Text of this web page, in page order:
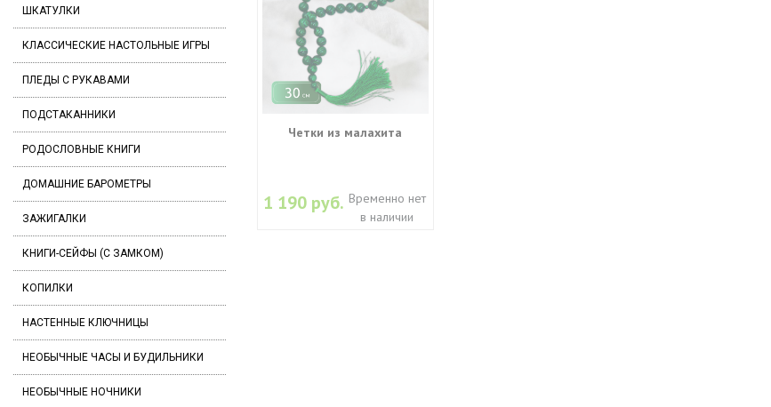
ШКАТУЛКИ
КЛАССИЧЕСКИЕ НАСТОЛЬНЫЕ ИГРЫ
ПЛЕДЫ С РУКАВАМИ
ПОДСТАКАННИКИ
РОДОСЛОВНЫЕ КНИГИ
ДОМАШНИЕ БАРОМЕТРЫ
ЗАЖИГАЛКИ
КНИГИ-СЕЙФЫ (С ЗАМКОМ)
КОПИЛКИ
НАСТЕННЫЕ КЛЮЧНИЦЫ
НЕОБЫЧНЫЕ ЧАСЫ И БУДИЛЬНИКИ
НЕОБЫЧНЫЕ НОЧНИКИ
Четки из малахита
1 190 руб. Временно нет
в наличии